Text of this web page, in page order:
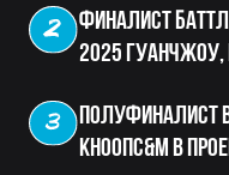
Стоимость/Аренда зала
СтиликомандаРасписание
Люберцы, ул. 8 Марта, 48,
Наш адрес: